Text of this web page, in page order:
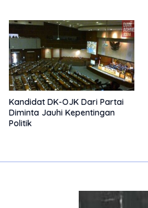
Kandidat DK-OJK Dari Partai
Diminta Jauhi Kepentingan
Politik